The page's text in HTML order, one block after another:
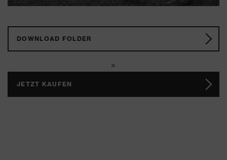
DOWNLOAD FOLDER
JETZT KAUFEN